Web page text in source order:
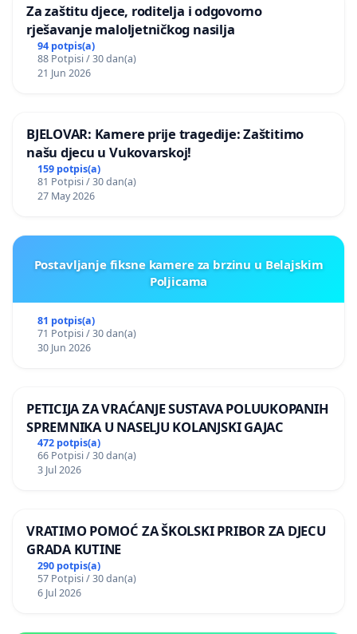
Za zaštitu djece, roditelja i odgovorno
rješavanje maloljetničkog nasilja
94 potpis(a)
88 Potpisi / 30 dan(a)
21 Jun 2026
BJELOVAR: Kamere prije tragedije: Zaštitimo
našu djecu u Vukovarskoj!
159 potpis(a)
81 Potpisi / 30 dan(a)
27 May 2026
Postavljanje fiksne kamere za brzinu u Belajskim
Poljicama
81 potpis(a)
71 Potpisi / 30 dan(a)
30 Jun 2026
PETICIJA ZA VRAĆANJE SUSTAVA POLUUKOPANIH
SPREMNIKA U NASELJU KOLANJSKI GAJAC
472 potpis(a)
66 Potpisi / 30 dan(a)
3 Jul 2026
VRATIMO POMOĆ ZA ŠKOLSKI PRIBOR ZA DJECU
GRADA KUTINE
290 potpis(a)
57 Potpisi / 30 dan(a)
6 Jul 2026